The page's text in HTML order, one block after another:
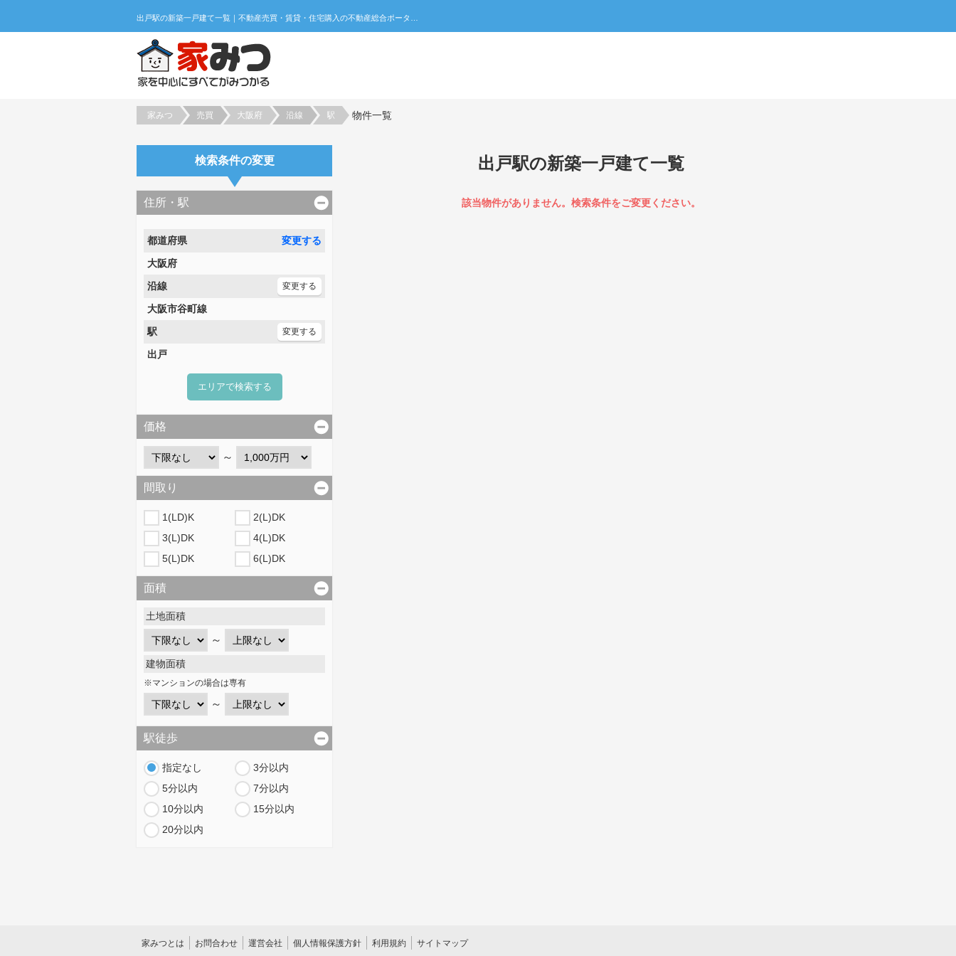
家みつ 売買 大阪府 沿線 駅 物件一覧
検索条件の変更
住所・駅
都道府県
変更する
大阪府
沿線
変更する
大阪市谷町線
駅
変更する
出戸
エリアで検索する
価格
～
間取り
1(LD)K
2(L)DK
3(L)DK
4(L)DK
5(L)DK
6(L)DK
面積
土地面積
～
建物面積
※マンションの場合は専有
～
駅徒歩
指定なし
3分以内
5分以内
7分以内
10分以内
15分以内
20分以内
出戸駅の新築一戸建て一覧
該当物件がありません。検索条件をご変更ください。
家みつとは お問合わせ 運営会社 個人情報保護方針 利用規約 サイトマップ